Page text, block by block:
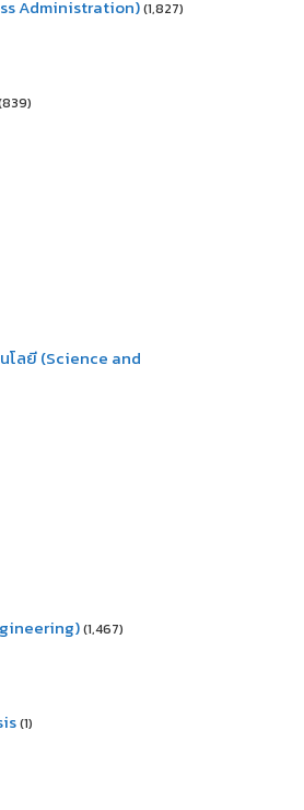
Administration)(1,827)
โลยี (Science and
(1,467)
(1)